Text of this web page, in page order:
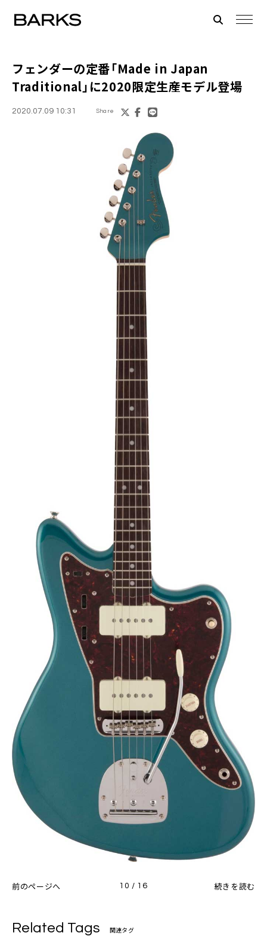
フェンダーの定番「Made in Japan
Traditional」に2020限定生産モデル登場
2020.07.09 10:31 Share
前のページへ 10 / 16 続きを読む
Related Tags 関連タグ